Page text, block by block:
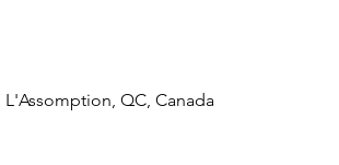
QC, Canada